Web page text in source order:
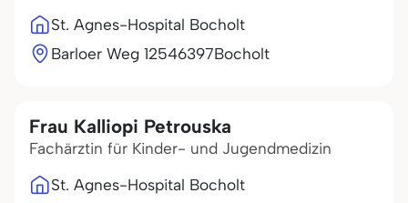
St. Agnes-Hospital Bocholt
Barloer Weg 12546397Bocholt
Frau Kalliopi Petrouska
Fachärztin für Kinder- und Jugendmedizin
St. Agnes-Hospital Bocholt